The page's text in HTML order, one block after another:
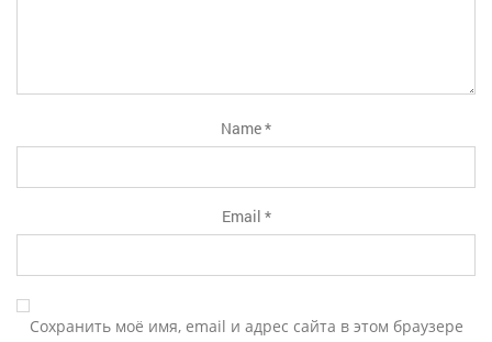
Name*
Email *
Сохранить моё имя, email и адрес сайта в этом браузере